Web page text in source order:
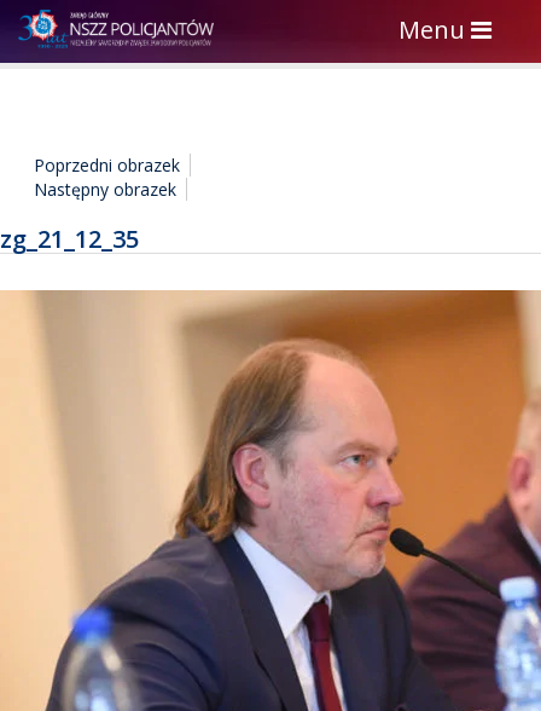
Toggle
navigation
Menu
Poprzedni obrazek
Następny obrazek
zg_21_12_35